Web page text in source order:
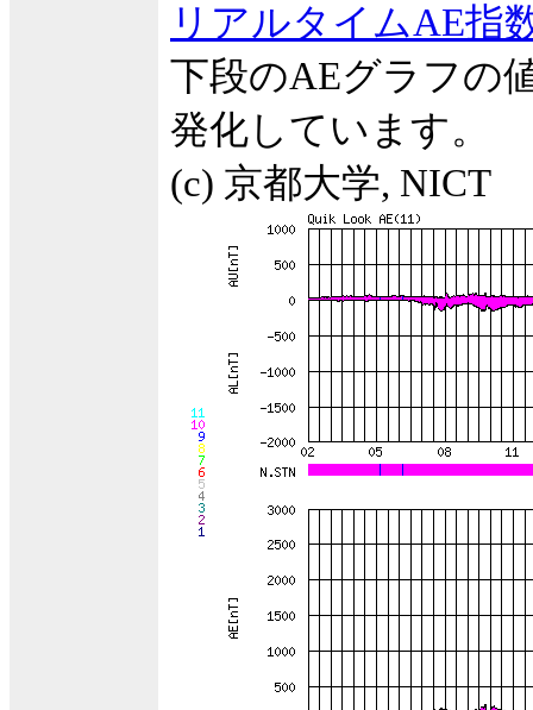
リアルタイムAE指
下段のAEグラフの
発化しています。
(c) 京都大学, NICT